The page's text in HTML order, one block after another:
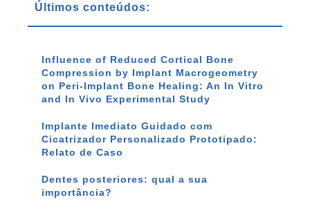
Últimos conteúdos:
Influence of Reduced Cortical Bone
Compression by Implant Macrogeometry
on Peri-Implant Bone Healing: An In Vitro
and In Vivo Experimental Study
Implante Imediato Guidado com
Cicatrizador Personalizado Prototipado:
Relato de Caso
Dentes posteriores: qual a sua
importância?